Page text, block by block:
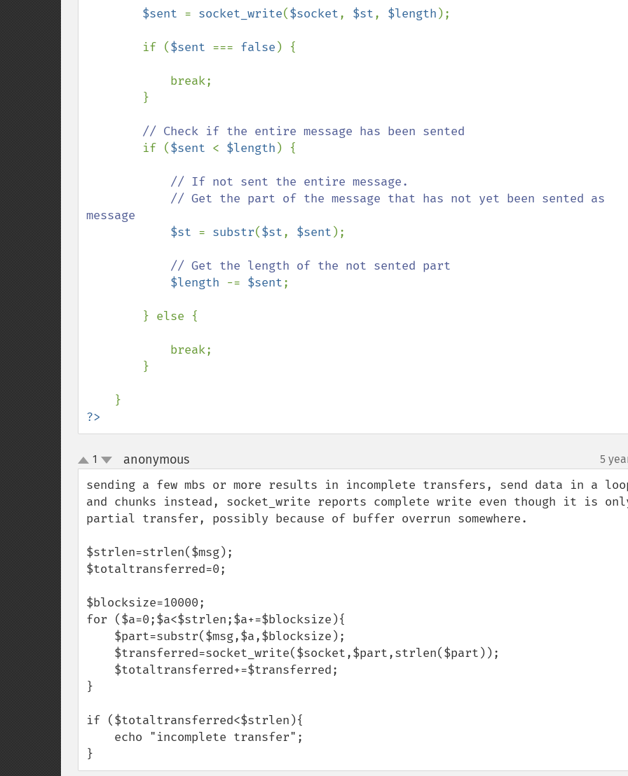
$sent = socket_write($socket, $st, $length );
        if (
$sent === false ) {
// Check if the entire message has been sented
if ($sent < $length ) {
// If not sent the entire message.
message
$st = substr($st, $sent );
// Get the length of the not sented part
$length -= $sent;
?>
up
down
1 anonymous¶ 5
sending a few mbs or more results in incomplete transfers, send data in a
and chunks instead, socket_write reports complete write even though it is
partial transfer, possibly because of buffer overrun somewhere.
$strlen=strlen($msg);
$totaltransferred=0;
$blocksize=10000;
for ($a=0;$a<$strlen;$a+=$blocksize){
}
if ($totaltransferred<$strlen){
}